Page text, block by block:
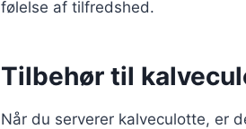
følelse af tilfredshed.
Tilbehør til
Når du serverer kalveculotte, er